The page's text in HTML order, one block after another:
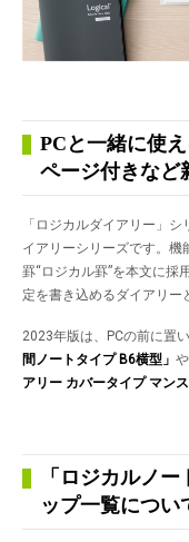
PCと一緒に使
ページ付きなど
「ロジカルダイアリー」
イアリーシリーズです。機
罫“ロジカル罫”を本文に採
定を書き込めるダイアリー
2023年版は、PCの前に置
間ノートタイプ B6横型」
アリー カバータイプ マン
「ロジカルノ
ップ一覧につい